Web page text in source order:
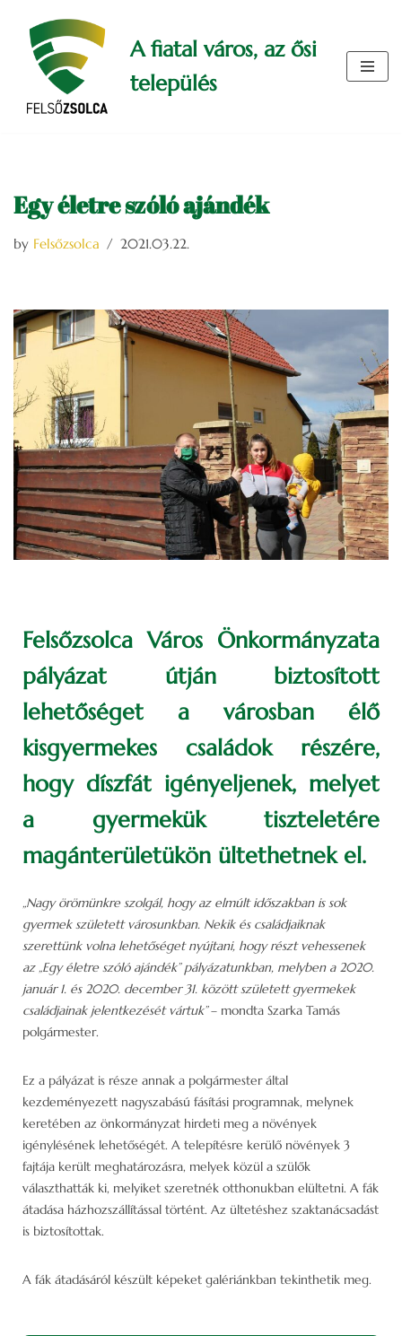
Skip
content
A fiatal város, az ősi
település
Egy életre szóló ajándék
by Felsőzsolca 2021.03.22.
Felsőzsolca Város Önkormányzata
pályázat útján biztosított
lehetőséget a városban élő
kisgyermekes családok részére,
hogy díszfát igényeljenek, melyet
a gyermekük tiszteletére
magánterületükön ültethetnek el.
„Nagy örömünkre szolgál, hogy az elmúlt időszakban is sok
gyermek született városunkban. Nekik és családjaiknak
szerettünk volna lehetőséget nyújtani, hogy részt vehessenek
az „Egy életre szóló ajándék” pályázatunkban, melyben a 2020.
január 1. és 2020. december 31. között született gyermekek
családjainak jelentkezését vártuk”– mondta Szarka Tamás
polgármester.
Ez a pályázat is része annak a polgármester által
kezdeményezett nagyszabású fásítási programnak, melynek
keretében az önkormányzat hirdeti meg a növények
igénylésének lehetőségét. A telepítésre kerülő növények 3
fajtája került meghatározásra, melyek közül a szülők
választhatták ki, melyiket szeretnék otthonukban elültetni. A fák
átadása házhozszállítással történt. Az ültetéshez szaktanácsadást
is biztosítottak.
A fák átadásáról készült képeket galériánkban tekinthetik meg.